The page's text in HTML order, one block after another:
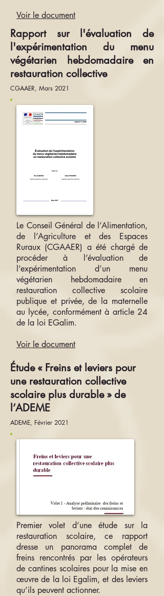
Voir le document
Rapport sur l'évaluation de
l'expérimentation du menu
végétarien hebdomadaire en
restauration collective
CGAAER, Mars 2021
Le Conseil Général de l’Alimentation,
de l’Agriculture et des Espaces
Ruraux (CGAAER) a été chargé de
procéder à l’évaluation de
l’expérimentation d’un menu
végétarien hebdomadaire en
restauration collective scolaire
publique et privée, de la maternelle
au lycée, conformément à article 24
de la loi EGalim.
Voir le document
Étude « Freins et leviers pour
une restauration collective
scolaire plus durable » de
l’ADEME
ADEME, Février 2021
Premier volet d’une étude sur la
restauration scolaire, ce rapport
dresse un panorama complet de
freins rencontrés par les opérateurs
de cantines scolaires pour la mise en
œuvre de la loi Egalim, et des leviers
qu’ils peuvent actionner.